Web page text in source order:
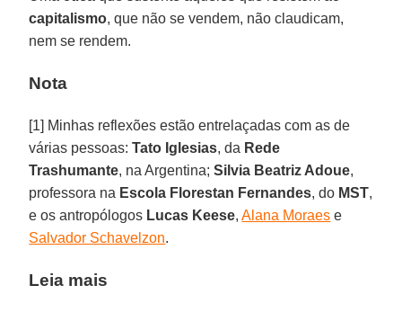
capitalismo, que não se vendem, não claudicam,
nem se rendem.
Nota
[1] Minhas reflexões estão entrelaçadas com as de
várias pessoas:Tato Iglesias, da Rede
Trashumante, na Argentina;Silvia Beatriz Adoue,
professora na Escola Florestan Fernandes, do MST,
e os antropólogos Lucas Keese,Alana Moraes e
Salvador Schavelzon.
Leia mais